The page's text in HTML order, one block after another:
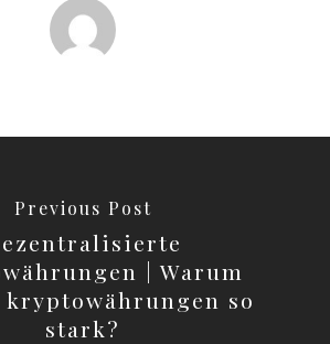
Previous Post
| Warum
so
stark?